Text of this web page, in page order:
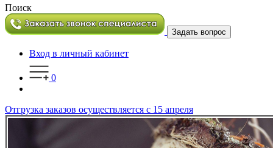
Поиск
Задать вопрос
Вход в личный кабинет
0
Отгрузка заказов осуществляется с 15 апреля